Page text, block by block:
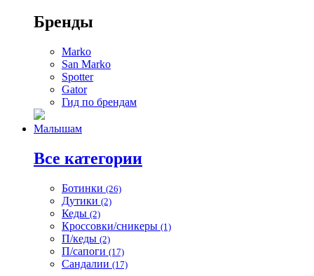
Бренды
Marko
San Marko
Spotter
Gator
Гид по брендам
Малышам
Все категории
Ботинки (26)
Дутики (2)
Кеды (2)
Кроссовки/сникеры (1)
П/кеды (2)
П/сапоги (17)
Сандалии (17)